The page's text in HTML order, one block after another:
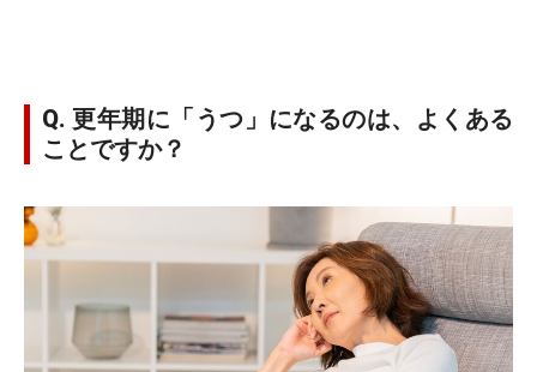
Q. 更年期に「うつ」になるのは、よくある
ことですか？